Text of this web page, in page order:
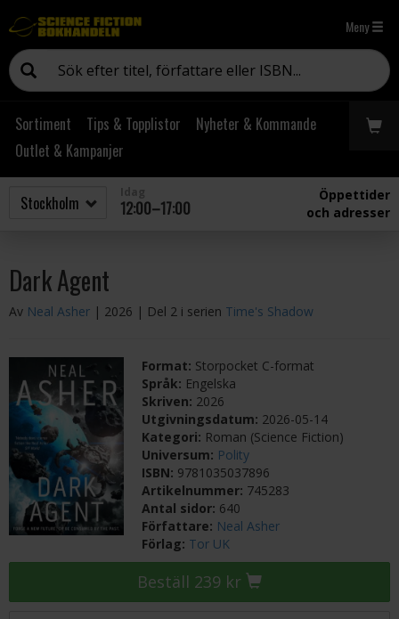
Meny
Sortiment Tips & Topplistor
Nyheter & Kommande
Outlet & Kampanjer
12:00–17:00
Öppettider
och adresser
Dark Agent
Av Neal Asher | 2026 | Del 2 i serien Time's Shadow
Format: Storpocket C-format
Språk: Engelska
Skriven: 2026
Utgivningsdatum: 2026-05-14
Kategori: Roman (Science Fiction)
Universum: Polity
ISBN: 9781035037896
Artikelnummer: 745283
Antal sidor: 640
Författare: Neal Asher
Förlag: Tor UK
Beställ 239 kr